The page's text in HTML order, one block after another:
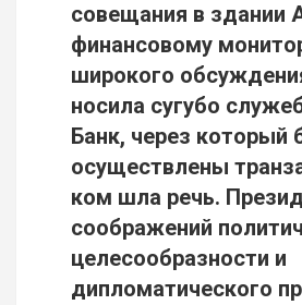
совещания в здании
финансовому
широкого
носила сугубо
Банк, через который
осуществлены
ком шла речь.
соображений
целесообразности и
дипломатического